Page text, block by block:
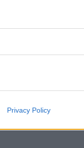
Privacy Policy